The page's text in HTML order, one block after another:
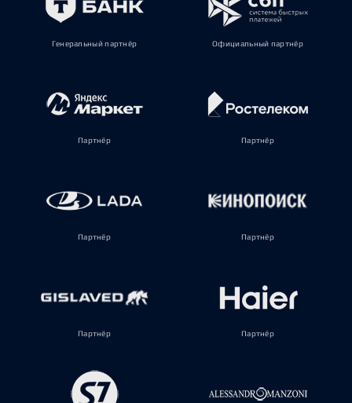
Генеральный партнёр Официальный партнёр
Партнёр Партнёр
Партнёр Партнёр
Партнёр Партнёр